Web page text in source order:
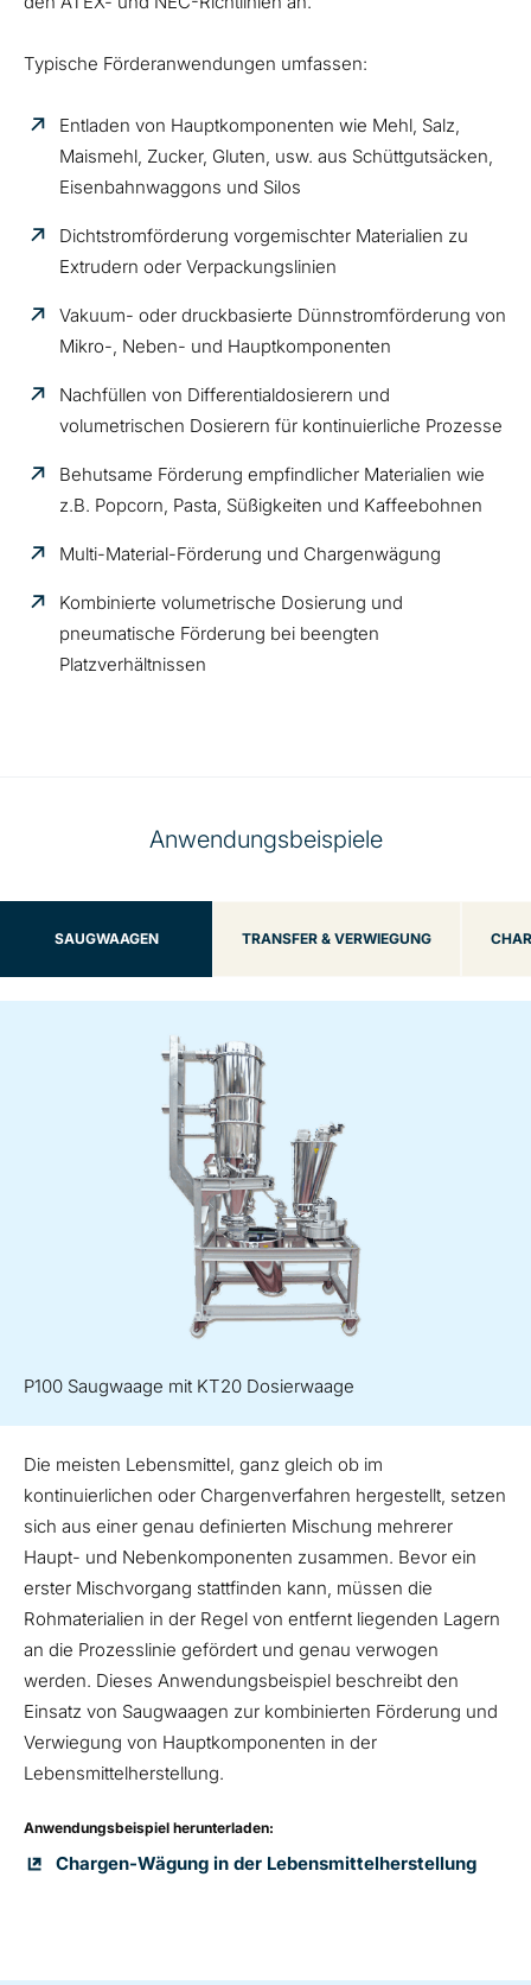
Typische Förderanwendungen umfassen:
Entladen von Hauptkomponenten wie Mehl, Salz,
Maismehl, Zucker, Gluten, usw. aus Schüttgutsäcken,
Eisenbahnwaggons und Silos
Dichtstromförderung vorgemischter Materialien zu
Extrudern oder Verpackungslinien
Vakuum- oder druckbasierte Dünnstromförderung von
Mikro-, Neben- und Hauptkomponenten
Nachfüllen von Differentialdosierern und
volumetrischen Dosierern für kontinuierliche Prozesse
Behutsame Förderung empfindlicher Materialien wie
z.B. Popcorn, Pasta, Süßigkeiten und Kaffeebohnen
Multi-Material-Förderung und Chargenwägung
Kombinierte volumetrische Dosierung und
pneumatische Förderung bei beengten
Platzverhältnissen
Anwendungsbeispiele
SAUGWAAGEN TRANSFER & VERWIEGUNG
P100 Saugwaage mit KT20 Dosierwaage
Die meisten Lebensmittel, ganz gleich ob im
kontinuierlichen oder Chargenverfahren hergestellt, setzen
sich aus einer genau definierten Mischung mehrerer
Haupt- und Nebenkomponenten zusammen. Bevor ein
erster Mischvorgang stattfinden kann, müssen die
Rohmaterialien in der Regel von entfernt liegenden Lagern
an die Prozesslinie gefördert und genau verwogen
werden. Dieses Anwendungsbeispiel beschreibt den
Einsatz von Saugwaagen zur kombinierten Förderung und
Verwiegung von Hauptkomponenten in der
Lebensmittelherstellung.
Anwendungsbeispiel herunterladen:
Chargen-Wägung in der Lebensmittelherstellung